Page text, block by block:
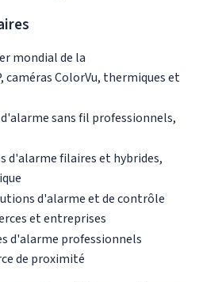
mondial de la
caméras ColorVu, thermiques et
sans fil professionnels,
d'alarme filaires et hybrides,
d'alarme et de contrôle
et entreprises
d'alarme professionnels
de proximité